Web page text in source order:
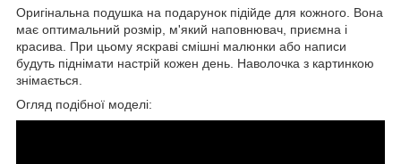
Оригінальна подушка на подарунок підійде для кожного. Вона
має оптимальний розмір, м'який наповнювач, приємна і
красива. При цьому яскраві смішні малюнки або написи
будуть піднімати настрій кожен день. Наволочка з картинкою
знімається.
Огляд подібної моделі: